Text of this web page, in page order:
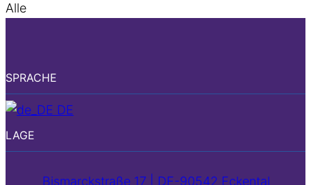
Alle
SPRACHE
DE
LAGE
Bismarckstraße 17 | DE-90542 Eckental